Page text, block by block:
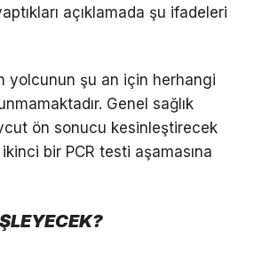
açıklamada şu ifadeleri
yolcunun şu an için herhangi
Genel sağlık
ön sonucu kesinleştirecek
bir PCR testi aşamasına